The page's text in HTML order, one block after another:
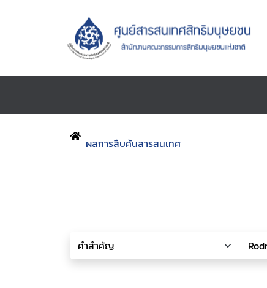
ผลการสืบค้นสารสนเทศ